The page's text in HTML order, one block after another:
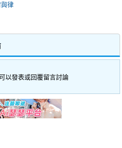
律
以發表或回覆留言討論